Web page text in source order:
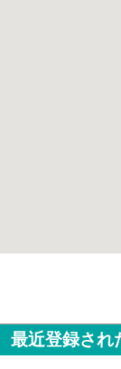
最近登録され